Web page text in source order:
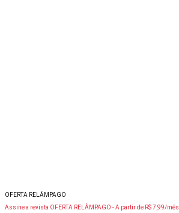
OFERTA RELÂMPAGO
Assine a revista OFERTA RELÂMPAGO -A partir de R$ 7,99/mês